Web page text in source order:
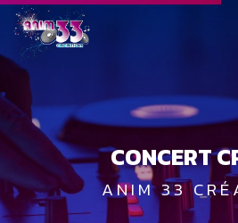
CONCERT
ANIM 33
Panneau de gestion des cookies